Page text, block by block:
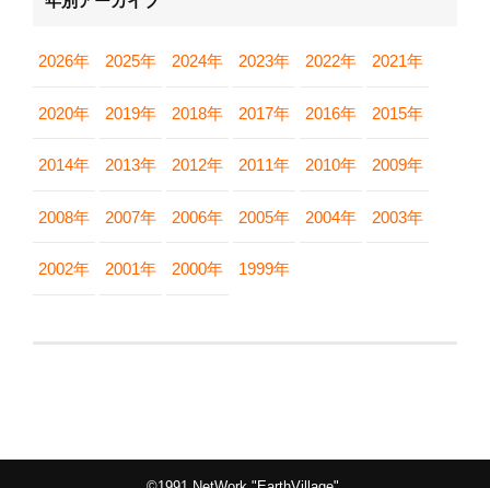
2026年 2025年 2024年 2023年 2022年 2021年
2020年 2019年 2018年 2017年 2016年 2015年
2014年 2013年 2012年 2011年 2010年 2009年
2008年 2007年 2006年 2005年 2004年 2003年
2002年 2001年 2000年 1999年